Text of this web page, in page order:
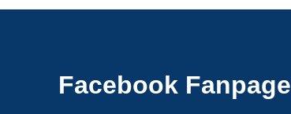
Facebook Fanpage